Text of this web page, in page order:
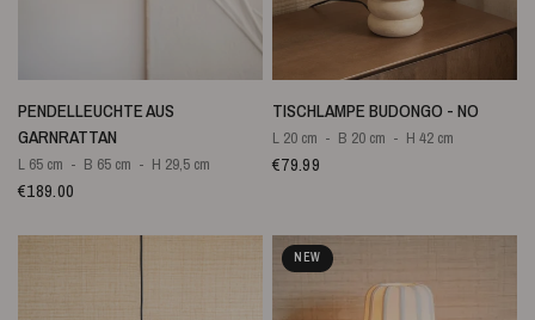
SCHNELLANSICHT
PENDELLEUCHTE AUS
GARNRATTAN
L 65 cm B 65 cm H 29,5 cm
€189.00
SCHNELLANSICHT
TISCHLAMPE BUDONGO - NO
L 20 cm B 20 cm H 42 cm
€79.99
NEW